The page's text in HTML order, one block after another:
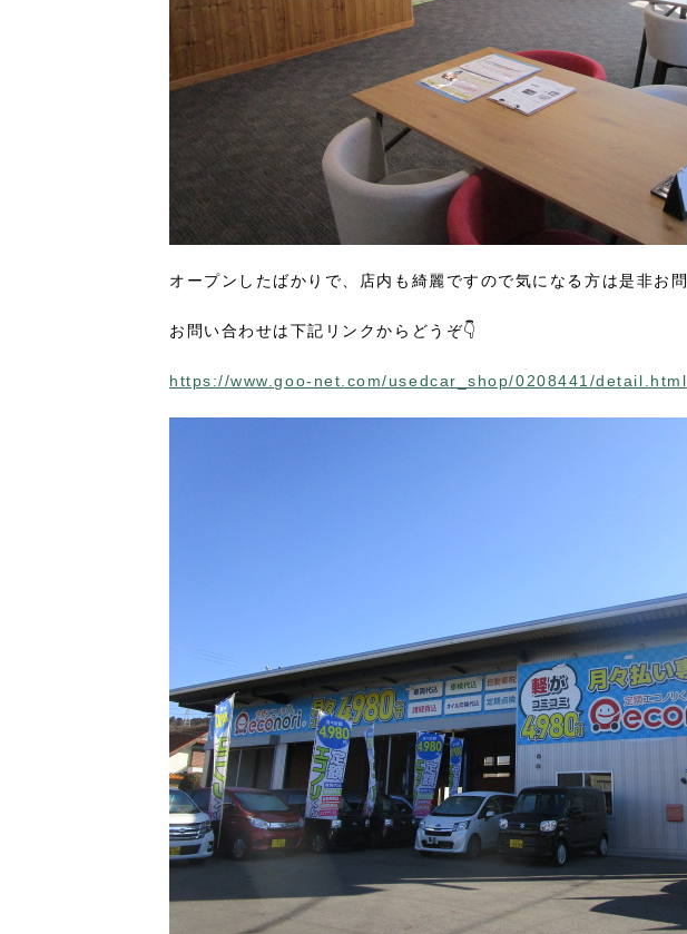
オープンしたばかりで、店内も綺麗ですので気になる方は是非お
お問い合わせは下記リンクからどうぞ👇
https://www.goo-net.com/usedcar_shop/0208441/detail.html